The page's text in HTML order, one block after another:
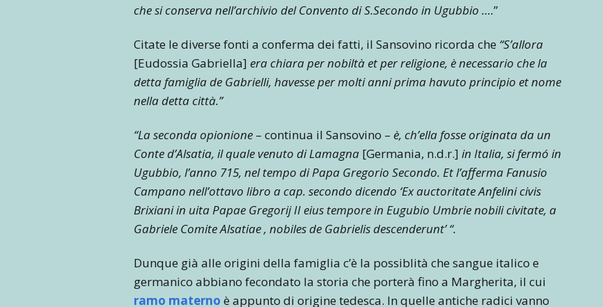
che si conserva nell’archivio del Convento di S.Secondo in Ugubbio ….”
Citate le diverse fonti a conferma dei fatti, il Sansovino ricorda che “S’allora
[Eudossia Gabriella] era chiara per nobiltà et per religione, è necessario che la
detta famiglia de Gabrielli, havesse per molti anni prima havuto principio et nome
nella detta città.”
“La seconda opionione – continua il Sansovino – è, ch’ella fosse originata da un
Conte d’Alsatia, il quale venuto di Lamagna [Germania, n.d.r.] in Italia, si fermó in
Ugubbio, l’anno 715, nel tempo di Papa Gregorio Secondo. Et l’afferma Fanusio
Campano nell’ottavo libro a cap. secondo dicendo ‘Ex auctoritate Anfelini civis
Brixiani in uita Papae Gregorij II eius tempore in Eugubio Umbrie nobili civitate, a
Gabriele Comite Alsatiae , nobiles de Gabrielis descenderunt’ “.
Dunque già alle origini della famiglia c’è la possiblità che sangue italico e
germanico abbiano fecondato la storia che porterà fino a Margherita, il cui
ramo materno è appunto di origine tedesca. In quelle antiche radici vanno